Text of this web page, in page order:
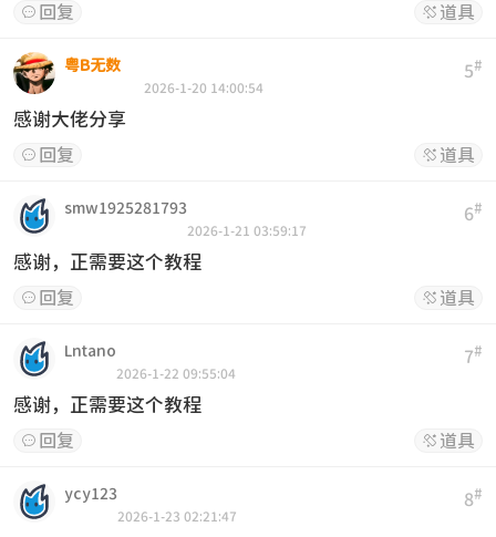
 回复  道具
5#
粤B无数
2026-1-20 14:00:54
感谢大佬分享
 回复  道具
6#
smw1925281793
2026-1-21 03:59:17
感谢，正需要这个教程
 回复  道具
7#
Lntano
2026-1-22 09:55:04
感谢，正需要这个教程
 回复  道具
8#
ycy123
2026-1-23 02:21:47